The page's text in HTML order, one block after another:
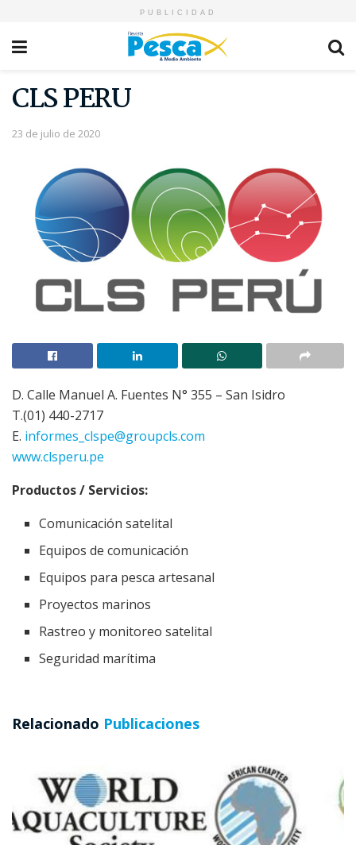
PUBLICIDAD
CLS PERU
23 de julio de 2020
D. Calle Manuel A. Fuentes N° 355 – San Isidro
T.(01) 440-2717
E. informes_clspe@groupcls.com
www.clsperu.pe
Productos / Servicios:
Comunicación satelital
Equipos de comunicación
Equipos para pesca artesanal
Proyectos marinos
Rastreo y monitoreo satelital
Seguridad marítima
Relacionado Publicaciones